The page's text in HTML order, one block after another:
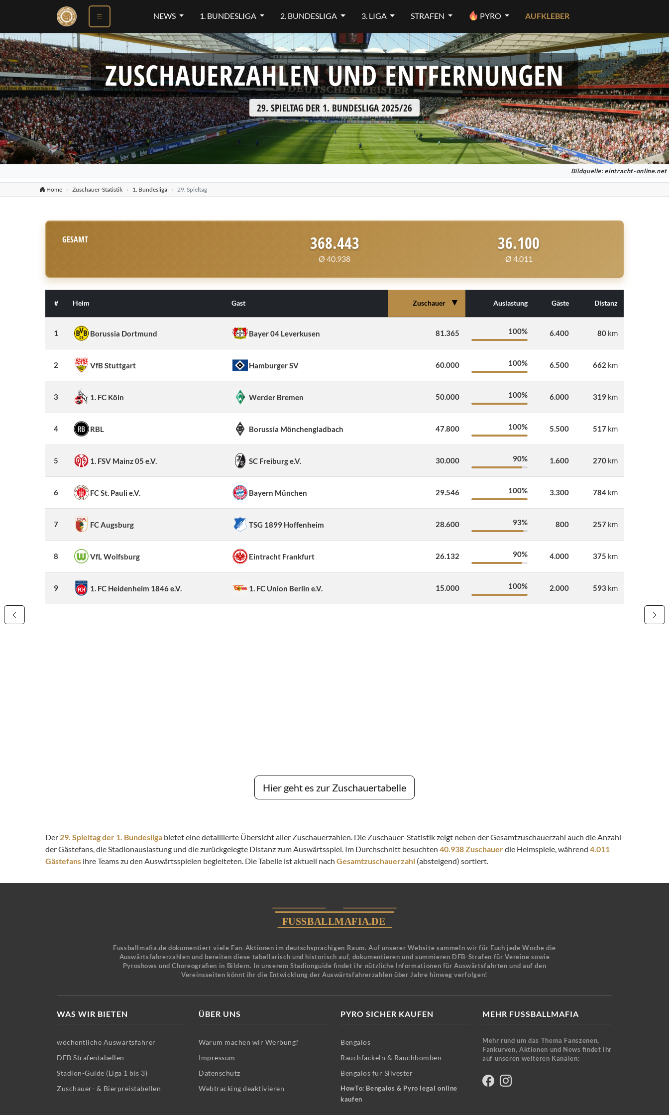
NEWS 1. BUNDESLIGA 2. BUNDESLIGA 3. LIGA STRAFEN PYRO AUFKLEBER
ZUSCHAUERZAHLEN UND ENTFERNUNGEN
29. SPIELTAG DER 1. BUNDESLIGA 2025/26
Bildquelle: eintracht-online.net
Home Zuschauer-Statistik 1. Bundesliga 29. Spieltag
GESAMT 368.443
Ø 40.938
36.100
Ø 4.011
# Heim Gast Zuschauer ▼ Auslastung Gäste Distanz
1 Borussia Dortmund Bayer 04 Leverkusen 81.365 100% 6.400 80 km
2 VfB Stuttgart Hamburger SV 60.000 100% 6.500 662 km
3 1. FC Köln Werder Bremen 50.000 100% 6.000 319 km
4 RBL Borussia Mönchengladbach 47.800 100% 5.500 517 km
5 1. FSV Mainz 05 e.V. SC Freiburg e.V. 30.000 90% 1.600 270 km
6 FC St. Pauli e.V. Bayern München 29.546 100% 3.300 784 km
7 FC Augsburg TSG 1899 Hoffenheim 28.600 93% 800 257 km
8 VfL Wolfsburg Eintracht Frankfurt 26.132 90% 4.000 375 km
9 1. FC Heidenheim 1846 e.V. 1. FC Union Berlin e.V. 15.000 100% 2.000 593 km
Hier geht es zur Zuschauertabelle
Der 29. Spieltag der 1. Bundesliga bietet eine detaillierte Übersicht aller Zuschauerzahlen. Die Zuschauer-Statistik zeigt neben der Gesamtzuschauerzahl auch die Anzahl
der Gästefans, die Stadionauslastung und die zurückgelegte Distanz zum Auswärtsspiel. Im Durchschnitt besuchten 40.938 Zuschauerdie Heimspiele, während 4.011
Gästefans ihre Teams zu den Auswärtsspielen begleiteten. Die Tabelle ist aktuell nach Gesamtzuschauerzahl (absteigend) sortiert.
Fussballmafia.de dokumentiert viele Fan-Aktionen im deutschsprachigen Raum. Auf unserer Website sammeln wir für Euch jede Woche die
Auswärtsfahrerzahlen und bereiten diese tabellarisch und historisch auf, dokumentieren und summieren DFB-Strafen für Vereine sowie
Pyroshows und Choreografien in Bildern. In unserem Stadionguide findet ihr nützliche Informationen für Auswärtsfahrten und auf den
Vereinsseiten könnt ihr die Entwicklung der Auswärtsfahrerzahlen über Jahre hinweg verfolgen!
WAS WIR BIETEN
wöchentliche Auswärtsfahrer
DFB Strafentabellen
Stadion-Guide (Liga 1 bis 3)
Zuschauer- & Bierpreistabellen
ÜBER UNS
Warum machen wir Werbung?
Impressum
Datenschutz
Webtracking deaktivieren
PYRO SICHER KAUFEN
Bengalos
Rauchfackeln & Rauchbomben
Bengalos für Silvester
HowTo: Bengalos & Pyro legal online
kaufen
MEHR FUSSBALLMAFIA
Mehr rund um das Thema Fanszenen,
Fankurven, Aktionen und News findet ihr
auf unseren weiteren Kanälen: